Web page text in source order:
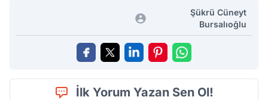
Şükrü Cüneyt
Bursalıoğlu
İlk Yorum Yazan Sen Ol!